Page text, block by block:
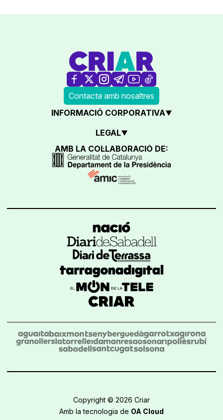
Contacta amb nosaltres
INFORMACIÓ CORPORATIVA
LEGAL
AMB LA COL·LABORACIÓ DE:
Copyright © 2026 Criar
Amb la tecnologia de OA Cloud